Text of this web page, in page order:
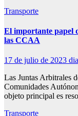
Transporte
El importante papel
las CCAA
17 de julio de 2023
Las Juntas Arbitrales
Comunidades
objeto principal es
Transporte